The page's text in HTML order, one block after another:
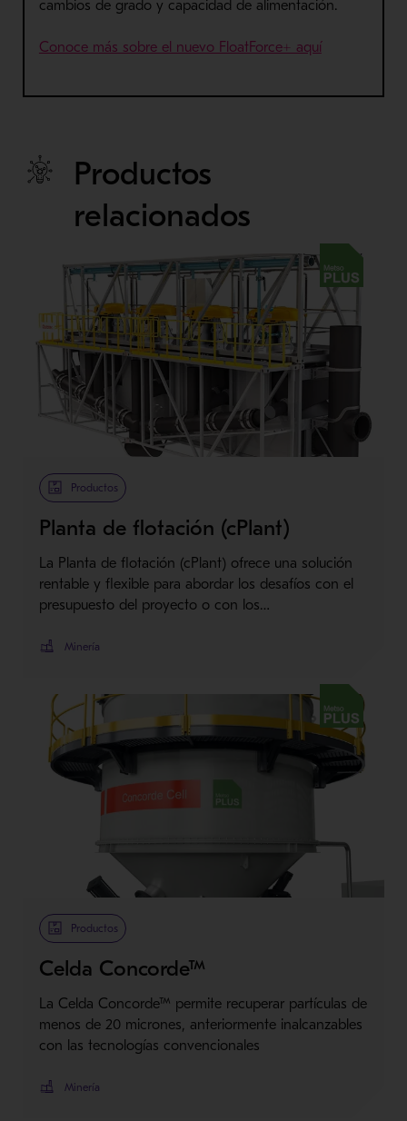
cambios de grado y capacidad de alimentación.
Conoce más sobre el nuevo FloatForce+ aquí
Productos
relacionados
Metso Plus
Productos
Planta de flotación (cPlant)
La Planta de flotación (cPlant) ofrece una solución
rentable y flexible para abordar los desafíos con el
presupuesto del proyecto o con los…
Minería
Metso Plus
Productos
Celda Concorde™
La Celda Concorde™ permite recuperar partículas de
menos de 20 micrones, anteriormente inalcanzables
con las tecnologías convencionales
Minería